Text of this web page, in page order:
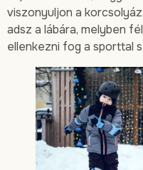
viszonyuljon a
adsz a lábára, melyben
ellenkezni fog a sporttal